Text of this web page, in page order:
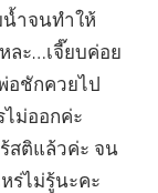
น้ำจนทำให้
ละ…เจี๊ยบค่อย
อชักควยไป
ม่ออกค่ะ
สติแล้วค่ะ จน
ร่ไม่รู้นะคะ